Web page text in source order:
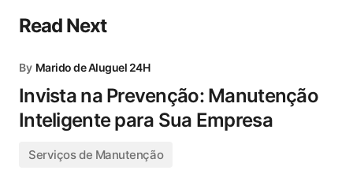
Read Next
By Marido de Aluguel 24H
Invista na Prevenção: Manutenção
Inteligente para Sua Empresa
Serviços de Manutenção